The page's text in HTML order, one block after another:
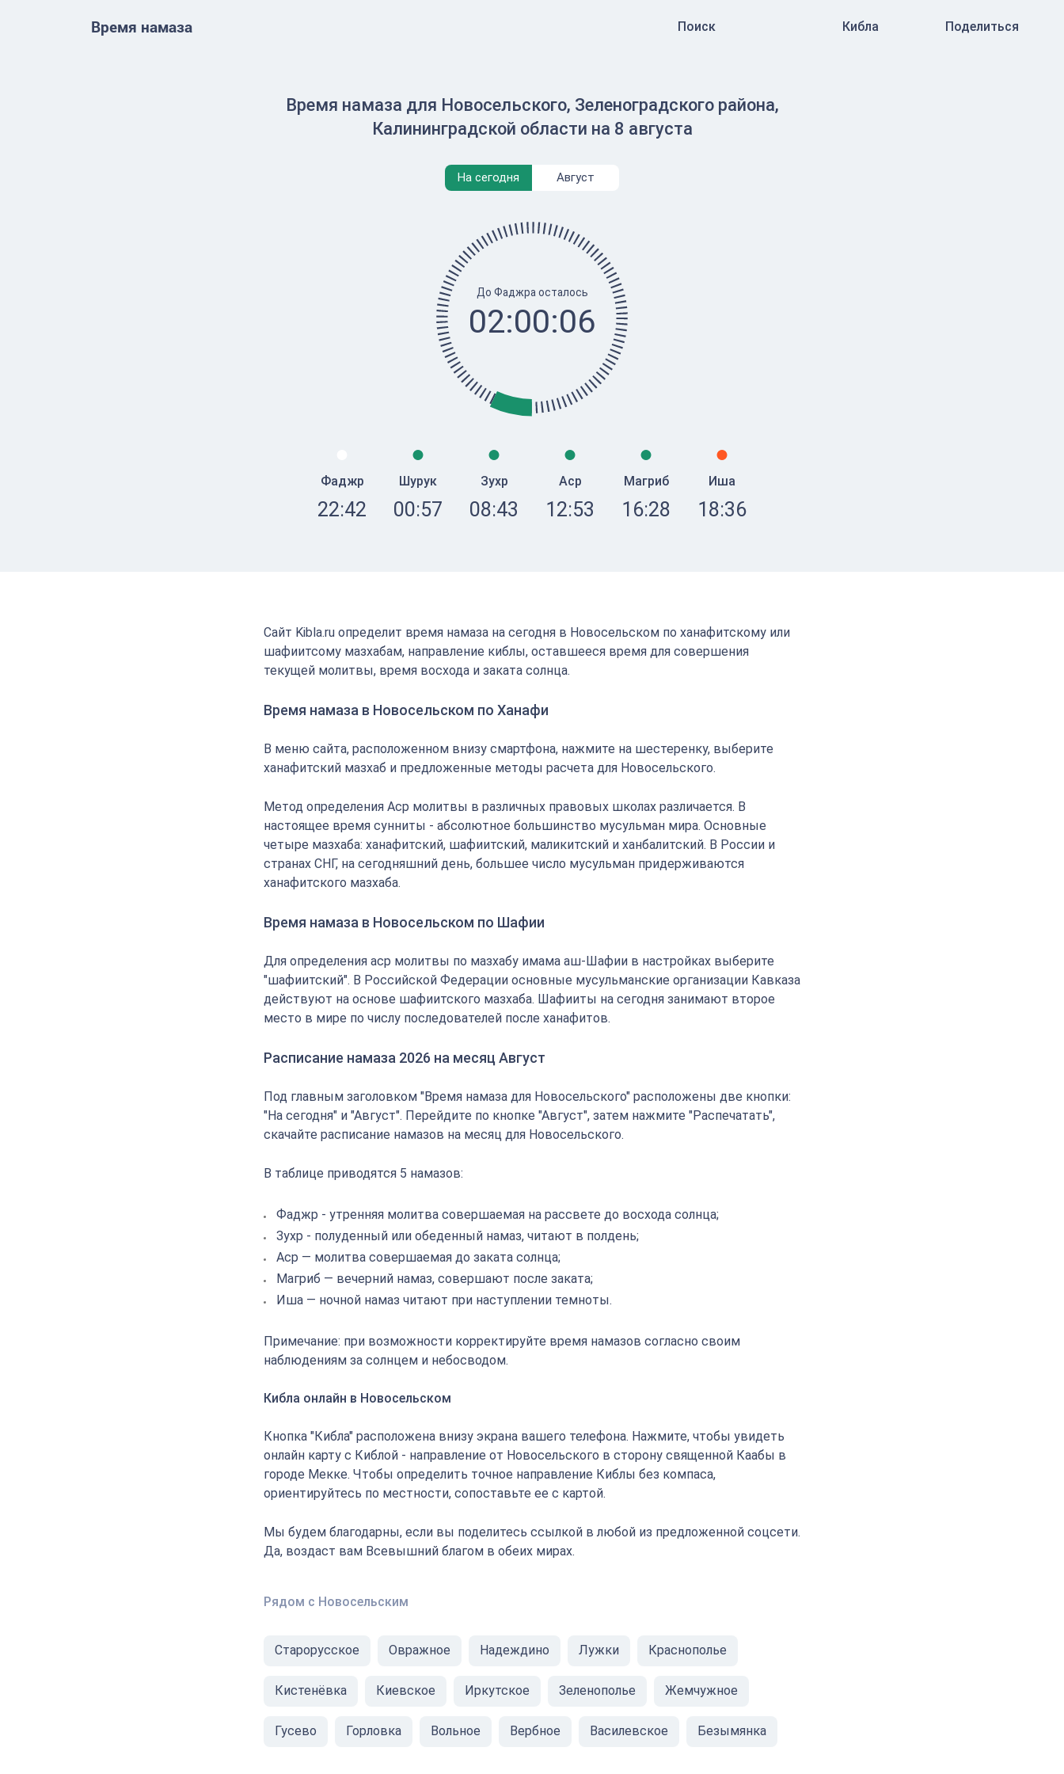
Время намаза Поиск Кибла Поделиться
Время намаза для Новосельского, Зеленоградского района,
Калининградской области на 8 августа
На сегодня Август
До Фаджра осталось
02:00:06
Фаджр
22:42
Шурук
00:57
Зухр
08:43
Аср
12:53
Магриб
16:28
Иша
18:36
Сайт Kibla.ru определит время намаза на сегодня в Новосельском по ханафитскому или
шафиитсому мазхабам, направление киблы, оставшееся время для совершения
текущей молитвы, время восхода и заката солнца.
Время намаза в Новосельском по Ханафи
В меню сайта, расположенном внизу смартфона, нажмите на шестеренку, выберите
ханафитский мазхаб и предложенные методы расчета для Новосельского.
Метод определения Аср молитвы в различных правовых школах различается. В
настоящее время сунниты - абсолютное большинство мусульман мира. Основные
четыре мазхаба: ханафитский, шафиитский, маликитский и ханбалитский. В России и
странах СНГ, на сегодняшний день, большее число мусульман придерживаются
ханафитского мазхаба.
Время намаза в Новосельском по Шафии
Для определения аср молитвы по мазхабу имама аш-Шафии в настройках выберите
"шафиитский". В Российской Федерации основные мусульманские организации Кавказа
действуют на основе шафиитского мазхаба. Шафииты на сегодня занимают второе
место в мире по числу последователей после ханафитов.
Расписание намаза 2026 на месяц Август
Под главным заголовком "Время намаза для Новосельского" расположены две кнопки:
"На сегодня" и "Август". Перейдите по кнопке "Август", затем нажмите "Распечатать",
скачайте расписание намазов на месяц для Новосельского.
В таблице приводятся 5 намазов:
Фаджр - утренняя молитва совершаемая на рассвете до восхода солнца;
Зухр - полуденный или обеденный намаз, читают в полдень;
Аср — молитва совершаемая до заката солнца;
Магриб — вечерний намаз, совершают после заката;
Иша — ночной намаз читают при наступлении темноты.
Примечание: при возможности корректируйте время намазов согласно своим
наблюдениям за солнцем и небосводом.
Кибла онлайн в Новосельском
Кнопка "Кибла" расположена внизу экрана вашего телефона. Нажмите, чтобы увидеть
онлайн карту с Киблой - направление от Новосельского в сторону священной Каабы в
городе Мекке. Чтобы определить точное направление Киблы без компаса,
ориентируйтесь по местности, сопоставьте ее с картой.
Мы будем благодарны, если вы поделитесь ссылкой в любой из предложенной соцсети.
Да, воздаст вам Всевышний благом в обеих мирах.
Рядом с Новосельским
Старорусское Овражное Надеждино Лужки Краснополье
Кистенёвка Киевское Иркутское Зеленополье Жемчужное
Гусево Горловка Вольное Вербное Василевское Безымянка